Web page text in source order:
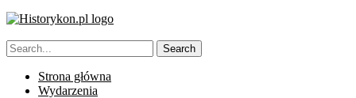
Strona główna
Wydarzenia